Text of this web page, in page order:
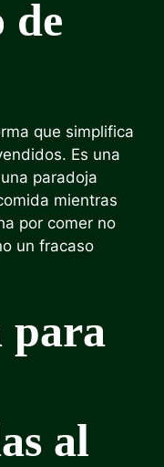
de
que simplifica
Es una
paradoja
mientras
por comer no
un fracaso
para
al